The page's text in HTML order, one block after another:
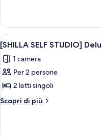
1
Deluxe
Double
Room,
City
View
SELF
STUDIO]
Deluxe
Double
Room,
City
Apri
tutte
le
foto
per
[SHILLA
Deluxe
9
[SHILLA SELF STUDIO]
1 camera
Per 2 persone
2 letti singoli
Scopri di più
Altri